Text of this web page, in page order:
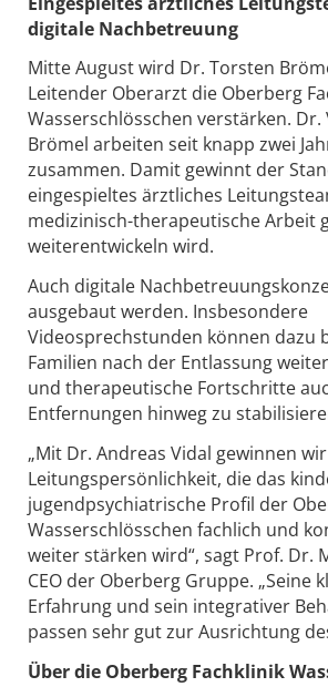
digitale Nachbetreuung
Mitte August wird Dr. Torsten
Leitender Oberarzt die Oberberg
Wasserschlösschen verstärken. Dr.
Brömel arbeiten seit knapp zwei
zusammen. Damit gewinnt der
eingespieltes ärztliches
medizinisch-therapeutische Arbeit
weiterentwickeln wird.
Auch digitale
ausgebaut werden. Insbesondere
Videosprechstunden können dazu
Familien nach der Entlassung
und therapeutische Fortschritte
Entfernungen hinweg zu
„Mit Dr. Andreas Vidal gewinnen
Leitungspersönlichkeit, die das
jugendpsychiatrische Profil der
Wasserschlösschen fachlich und
weiter stärken wird“, sagt Prof. Dr.
CEO der Oberberg Gruppe. „Seine
Erfahrung und sein integrativer
passen sehr gut zur Ausrichtung
Über die Oberberg Fachklinik